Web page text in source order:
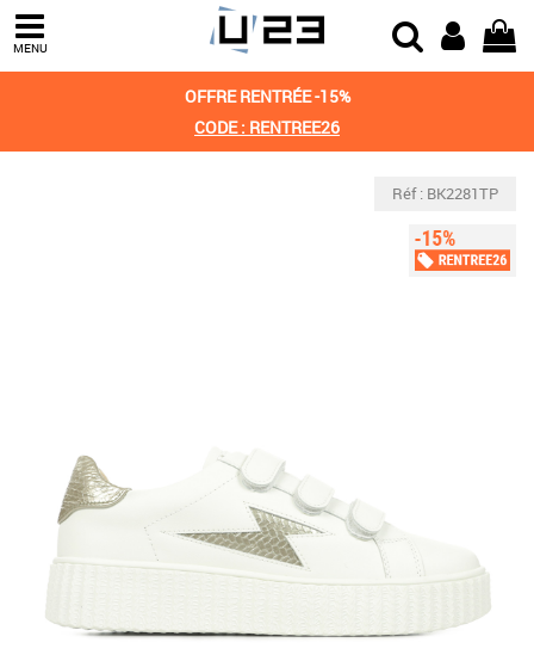
MENU
OFFRE RENTRÉE -15%
CODE : RENTREE26
Réf : BK2281TP